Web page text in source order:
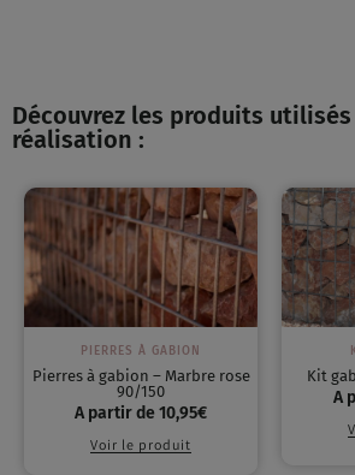
Découvrez les produits
réalisation :
PIERRES À GABION
Pierres à gabion – Marbre rose
90/150
A partir de 10,95€
Voir le produit
Kit
A